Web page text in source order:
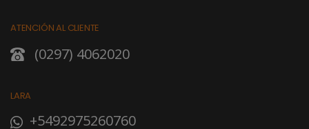
ATENCIÓN AL CLIENTE
(0297) 4062020
LARA
+5492975260760